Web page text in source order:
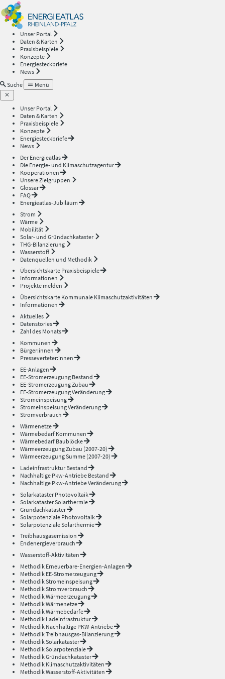
Unser Portal
Daten & Karten
Praxisbeispiele
Konzepte
Energiesteckbriefe
News
Suche
Menü
Unser Portal
Daten & Karten
Praxisbeispiele
Konzepte
Energiesteckbriefe
News
Der Energieatlas
Die Energie- und Klimaschutzagentur
Kooperationen
Unsere Zielgruppen
Glossar
FAQ
Energieatlas-Jubiläum
Strom
Wärme
Mobilität
Solar- und Gründachkataster
THG-Bilanzierung
Wasserstoff
Datenquellen und Methodik
Übersichtskarte Praxisbeispiele
Informationen
Projekte melden
Übersichtskarte Kommunale Klimaschutzaktivitäten
Informationen
Aktuelles
Datenstories
Zahl des Monats
Kommunen
Bürger:innen
Presseverteter:innen
EE-Anlagen
EE-Stromerzeugung Bestand
EE-Stromerzeugung Zubau
EE-Stromerzeugung Veränderung
Stromeinspeisung
Stromeinspeisung Veränderung
Stromverbrauch
Wärmenetze
Wärmebedarf Kommunen
Wärmebedarf Baublöcke
Wärmeerzeugung Zubau (2007-20)
Wärmeerzeugung Summe (2007-20)
Ladeinfrastruktur Bestand
Nachhaltige Pkw-Antriebe Bestand
Nachhaltige Pkw-Antriebe Veränderung
Solarkataster Photovoltaik
Solarkataster Solarthermie
Gründachkataster
Solarpotenziale Photovoltaik
Solarpotenziale Solarthermie
Treibhausgasemission
Endenergieverbrauch
Wasserstoff-Aktivitäten
Methodik Erneuerbare-Energien-Anlagen
Methodik EE-Stromerzeugung
Methodik Stromeinspeisung
Methodik Stromverbrauch
Methodik Wärmeerzeugung
Methodik Wärmenetze
Methodik Wärmebedarfe
Methodik Ladeinfrastruktur
Methodik Nachhaltige PKW-Antriebe
Methodik Treibhausgas-Bilanzierung
Methodik Solarkataster
Methodik Solarpotenziale
Methodik Gründachkataster
Methodik Klimaschutzaktivitäten
Methodik Wasserstoff-Aktivitäten